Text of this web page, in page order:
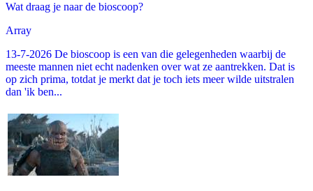
Wat draag je naar de bioscoop?
Array
13-7-2026 De bioscoop is een van die gelegenheden waarbij de
meeste mannen niet echt nadenken over wat ze aantrekken. Dat is
op zich prima, totdat je merkt dat je toch iets meer wilde uitstralen
dan 'ik ben...